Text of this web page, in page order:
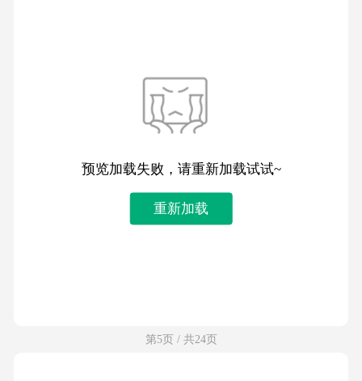
预览加载失败，请重新加载试试~
重新加载
第5页 / 共24页